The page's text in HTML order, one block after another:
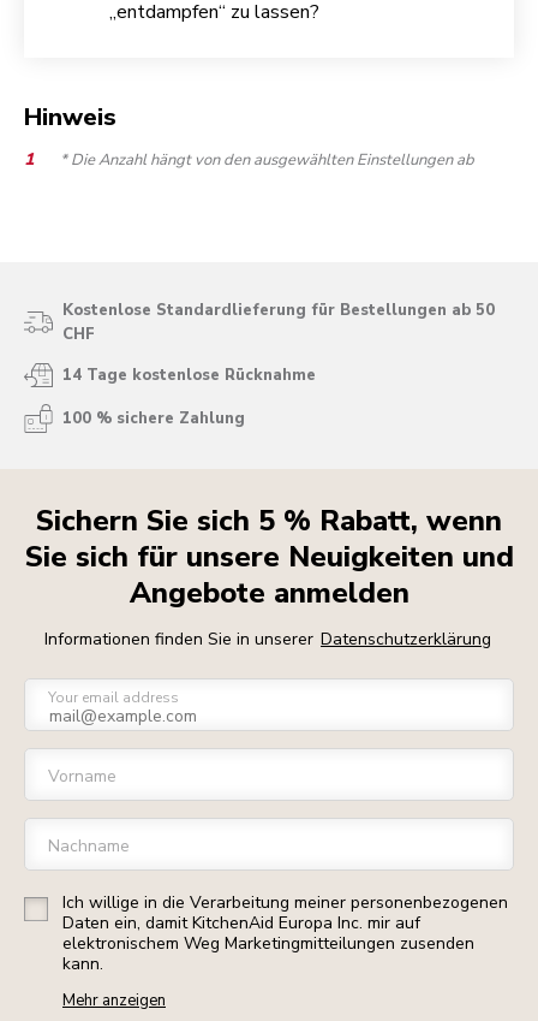
„entdampfen“ zu lassen?
Hinweis
* Die Anzahl hängt von den ausgewählten Einstellungen ab
Kostenlose Standardlieferung für Bestellungen ab 50
CHF
14 Tage kostenlose Rücknahme
100 % sichere Zahlung
Sichern Sie sich 5 % Rabatt, wenn
Sie sich für unsere Neuigkeiten und
Angebote anmelden
Informationen finden Sie in unserer Datenschutzerklärung
Your email address
Vorname
Nachname
Ich willige in die Verarbeitung meiner personenbezogenen
Daten ein, damit KitchenAid Europa Inc. mir auf
elektronischem Weg Marketingmitteilungen zusenden
kann.
Mehr anzeigen